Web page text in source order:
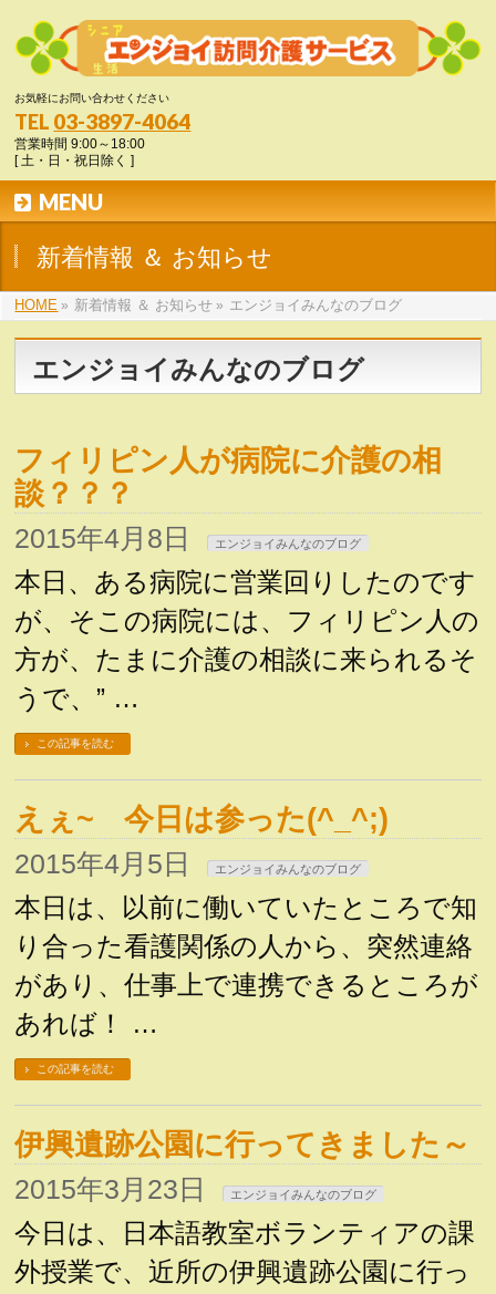
お気軽にお問い合わせください
TEL 03-3897-4064
営業時間 9:00～18:00
[ 土・日・祝日除く ]
MENU
新着情報 ＆ お知らせ
HOME » 新着情報 ＆ お知らせ » エンジョイみんなのブログ
エンジョイみんなのブログ
フィリピン人が病院に介護の相
談？？？
2015年4月8日 エンジョイみんなのブログ
本日、ある病院に営業回りしたのです
が、そこの病院には、フィリピン人の
方が、たまに介護の相談に来られるそ
うで、” …
この記事を読む
えぇ~ 今日は参った(^_^;)
2015年4月5日 エンジョイみんなのブログ
本日は、以前に働いていたところで知
り合った看護関係の人から、突然連絡
があり、仕事上で連携できるところが
あれば！ …
この記事を読む
伊興遺跡公園に行ってきました～
2015年3月23日 エンジョイみんなのブログ
今日は、日本語教室ボランティアの課
外授業で、近所の伊興遺跡公園に行っ